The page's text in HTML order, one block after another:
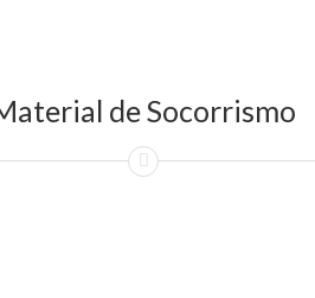
de Socorrismo